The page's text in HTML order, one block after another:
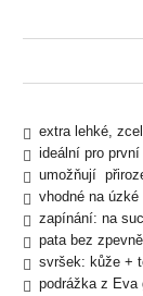
extra lehké,
ideální pro
umožňují
vhodné na úzké
zapínání: na
pata bez
svršek: kůže +
podrážka z Eva